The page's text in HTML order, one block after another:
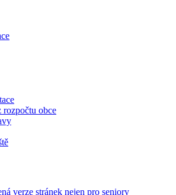
rozpočtu obce
verze stránek nejen pro seniory